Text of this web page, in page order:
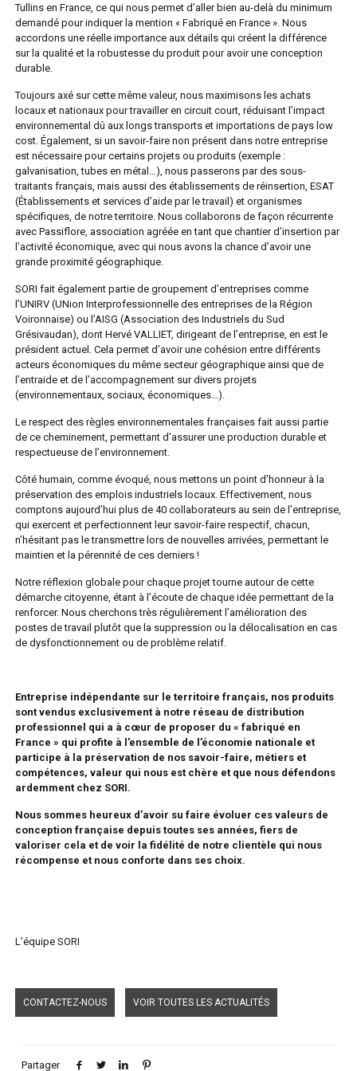
Tullins en France, ce qui nous permet d’aller bien au-delà du minimum
demandé pour indiquer la mention « Fabriqué en France ». Nous
accordons une réelle importance aux détails qui créent la différence
sur la qualité et la robustesse du produit pour avoir une conception
durable.
Toujours axé sur cette même valeur, nous maximisons les achats
locaux et nationaux pour travailler en circuit court, réduisant l’impact
environnemental dû aux longs transports et importations de pays low
cost. Également, si un savoir-faire non présent dans notre entreprise
est nécessaire pour certains projets ou produits (exemple :
galvanisation, tubes en métal…), nous passerons par des sous-
traitants français, mais aussi des établissements de réinsertion, ESAT
(Établissements et services d’aide par le travail) et organismes
spécifiques, de notre territoire. Nous collaborons de façon récurrente
avec Passiflore, association agréée en tant que chantier d’insertion par
l’activité économique, avec qui nous avons la chance d’avoir une
grande proximité géographique.
SORI fait également partie de groupement d’entreprises comme
l’UNIRV (UNion Interprofessionnelle des entreprises de la Région
Voironnaise) ou l’AISG (Association des Industriels du Sud
Grésivaudan), dont Hervé VALLIET, dirigeant de l’entreprise, en est le
président actuel. Cela permet d’avoir une cohésion entre différents
acteurs économiques du même secteur géographique ainsi que de
l’entraide et de l’accompagnement sur divers projets
(environnementaux, sociaux, économiques…).
Le respect des règles environnementales françaises fait aussi partie
de ce cheminement, permettant d’assurer une production durable et
respectueuse de l’environnement.
Côté humain, comme évoqué, nous mettons un point d’honneur à la
préservation des emplois industriels locaux. Effectivement, nous
comptons aujourd’hui plus de 40 collaborateurs au sein de l’entreprise,
qui exercent et perfectionnent leur savoir-faire respectif, chacun,
n’hésitant pas le transmettre lors de nouvelles arrivées, permettant le
maintien et la pérennité de ces derniers !
Notre réflexion globale pour chaque projet tourne autour de cette
démarche citoyenne, étant à l’écoute de chaque idée permettant de la
renforcer. Nous cherchons très régulièrement l’amélioration des
postes de travail plutôt que la suppression ou la délocalisation en cas
de dysfonctionnement ou de problème relatif.
Entreprise indépendante sur le territoire français, nos produits
sont vendus exclusivement à notre réseau de distribution
professionnel qui a à cœur de proposer du « fabriqué en
France » qui profite à l’ensemble de l’économie nationale et
participe à la préservation de nos savoir-faire, métiers et
compétences, valeur qui nous est chère et que nous défendons
ardemment chez SORI.
Nous sommes heureux d’avoir su faire évoluer ces valeurs de
conception française depuis toutes ses années, fiers de
valoriser cela et de voir la fidélité de notre clientèle qui nous
récompense et nous conforte dans ses choix.
L’équipe SORI
CONTACTEZ-NOUS VOIR TOUTES LES ACTUALITÉS
Partager